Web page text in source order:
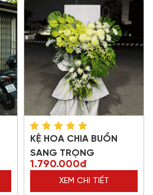
KỆ HOA CHIA BUỒN
SANG TRỌNG
1.790.000đ
XEM CHI TIẾT